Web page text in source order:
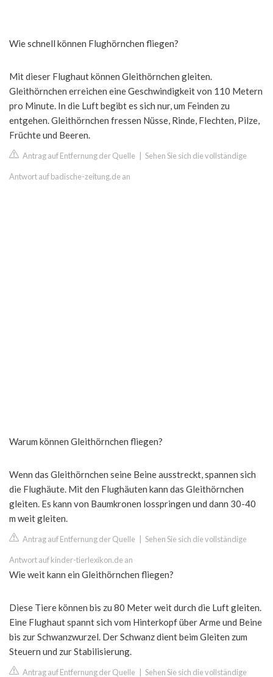
Wie schnell können Flughörnchen fliegen?
Mit dieser Flughaut können Gleithörnchen gleiten.
Gleithörnchen erreichen eine Geschwindigkeit von 110 Metern
pro Minute. In die Luft begibt es sich nur, um Feinden zu
entgehen. Gleithörnchen fressen Nüsse, Rinde, Flechten, Pilze,
Früchte und Beeren.
Antrag auf Entfernung der Quelle Sehen Sie sich die vollständige
Antwort auf badische-zeitung.de an
Warum können Gleithörnchen fliegen?
Wenn das Gleithörnchen seine Beine ausstreckt, spannen sich
die Flughäute. Mit den Flughäuten kann das Gleithörnchen
gleiten. Es kann von Baumkronen losspringen und dann 30-40
m weit gleiten.
Antrag auf Entfernung der Quelle Sehen Sie sich die vollständige
Antwort auf kinder-tierlexikon.de an
Wie weit kann ein Gleithörnchen fliegen?
Diese Tiere können bis zu 80 Meter weit durch die Luft gleiten.
Eine Flughaut spannt sich vom Hinterkopf über Arme und Beine
bis zur Schwanzwurzel. Der Schwanz dient beim Gleiten zum
Steuern und zur Stabilisierung.
Antrag auf Entfernung der Quelle Sehen Sie sich die vollständige